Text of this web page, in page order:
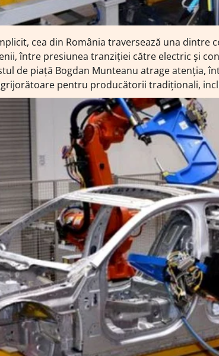
cea din România traversează una dintre
între presiunea tranziției către electric și
de piață Bogdan Munteanu atrage atenția,
pentru producătorii tradiționali,